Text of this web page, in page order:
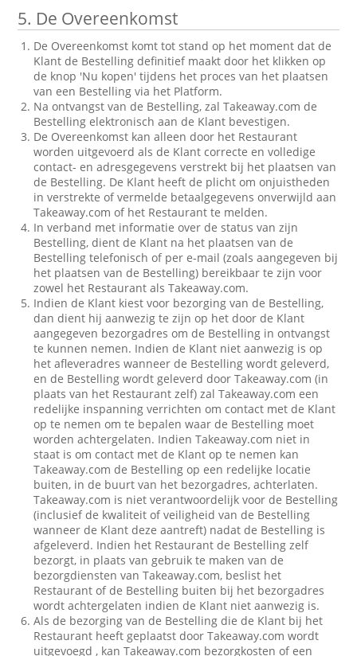
5. De Overeenkomst
De Overeenkomst komt tot stand op het moment dat de
Klant de Bestelling definitief maakt door het klikken op
de knop 'Nu kopen' tijdens het proces van het plaatsen
van een Bestelling via het Platform.
Na ontvangst van de Bestelling, zal Takeaway.com de
Bestelling elektronisch aan de Klant bevestigen.
De Overeenkomst kan alleen door het Restaurant
worden uitgevoerd als de Klant correcte en volledige
contact- en adresgegevens verstrekt bij het plaatsen van
de Bestelling. De Klant heeft de plicht om onjuistheden
in verstrekte of vermelde betaalgegevens onverwijld aan
Takeaway.com of het Restaurant te melden.
In verband met informatie over de status van zijn
Bestelling, dient de Klant na het plaatsen van de
Bestelling telefonisch of per e-mail (zoals aangegeven bij
het plaatsen van de Bestelling) bereikbaar te zijn voor
zowel het Restaurant als Takeaway.com.
Indien de Klant kiest voor bezorging van de Bestelling,
dan dient hij aanwezig te zijn op het door de Klant
aangegeven bezorgadres om de Bestelling in ontvangst
te kunnen nemen. Indien de Klant niet aanwezig is op
het afleveradres wanneer de Bestelling wordt geleverd,
en de Bestelling wordt geleverd door Takeaway.com (in
plaats van het Restaurant zelf) zal Takeaway.com een
redelijke inspanning verrichten om contact met de Klant
op te nemen om te bepalen waar de Bestelling moet
worden achtergelaten. Indien Takeaway.com niet in
staat is om contact met de Klant op te nemen kan
Takeaway.com de Bestelling op een redelijke locatie
buiten, in de buurt van het bezorgadres, achterlaten.
Takeaway.com is niet verantwoordelijk voor de Bestelling
(inclusief de kwaliteit of veiligheid van de Bestelling
wanneer de Klant deze aantreft) nadat de Bestelling is
afgeleverd. Indien het Restaurant de Bestelling zelf
bezorgt, in plaats van gebruik te maken van de
bezorgdiensten van Takeaway.com, beslist het
Restaurant of de Bestelling buiten bij het bezorgadres
wordt achtergelaten indien de Klant niet aanwezig is.
Als de bezorging van de Bestelling die de Klant bij het
Restaurant heeft geplaatst door Takeaway.com wordt
uitgevoegd , kan Takeaway.com bezorgkosten of een